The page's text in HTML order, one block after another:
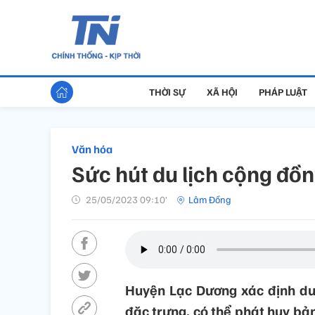
THỜI SỰ XÃ HỘI PHÁP LUẬT
Văn hóa
Sức hút du lịch cộng
25/05/2023 09:10’ Lâm Đồng
Huyện Lạc Dương xác định
đặc trưng, có thể phát huy